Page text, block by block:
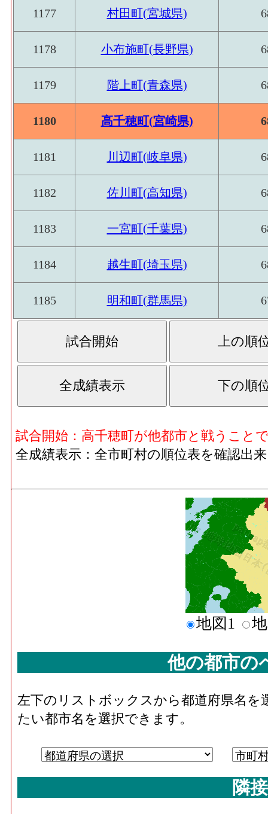
1177 村田町(宮城県)
1178 小布施町(長野県)
1179 階上町(青森県)
1180 高千穂町(宮崎県)
1181 川辺町(岐阜県)
1182 佐川町(高知県)
1183 一宮町(千葉県)
1184 越生町(埼玉県)
1185 明和町(群馬県)
試合開始：高千穂町が他都市と戦うこと
全成績表示：全市町村の順位表を確認出
地図1
他の都市の
左下のリストボックスから都道府県名
たい都市名を選択できます。
隣